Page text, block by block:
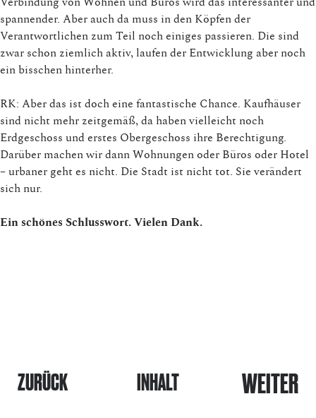
Verbindung von Wohnen und Büros wird das interessanter und
spannender. Aber auch da muss in den Köpfen der
Verantwortlichen zum Teil noch einiges passieren. Die sind
zwar schon ziemlich aktiv, laufen der Entwicklung aber noch
ein bisschen hinterher.
RK: Aber das ist doch eine fantastische Chance. Kaufhäuser
sind nicht mehr zeitgemäß, da haben vielleicht noch
Erdgeschoss und erstes Obergeschoss ihre Berechtigung.
Darüber machen wir dann Wohnungen oder Büros oder Hotel
– urbaner geht es nicht. Die Stadt ist nicht tot. Sie verändert
sich nur.
Ein schönes Schlusswort. Vielen Dank.
ZURÜCK INHALT WEITER